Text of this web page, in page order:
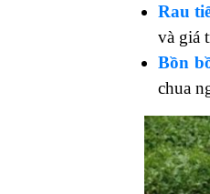
Rau
và giá
Bồn
chua